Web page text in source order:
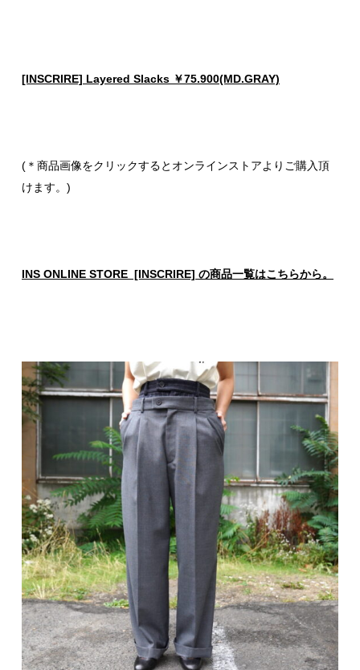
[INSCRIRE] Layered Slacks ￥75.900(MD.GRAY)
(＊商品画像をクリックするとオンラインストアよりご購入頂
けます。)
INS ONLINE STORE [INSCRIRE] の商品一覧はこちらから。